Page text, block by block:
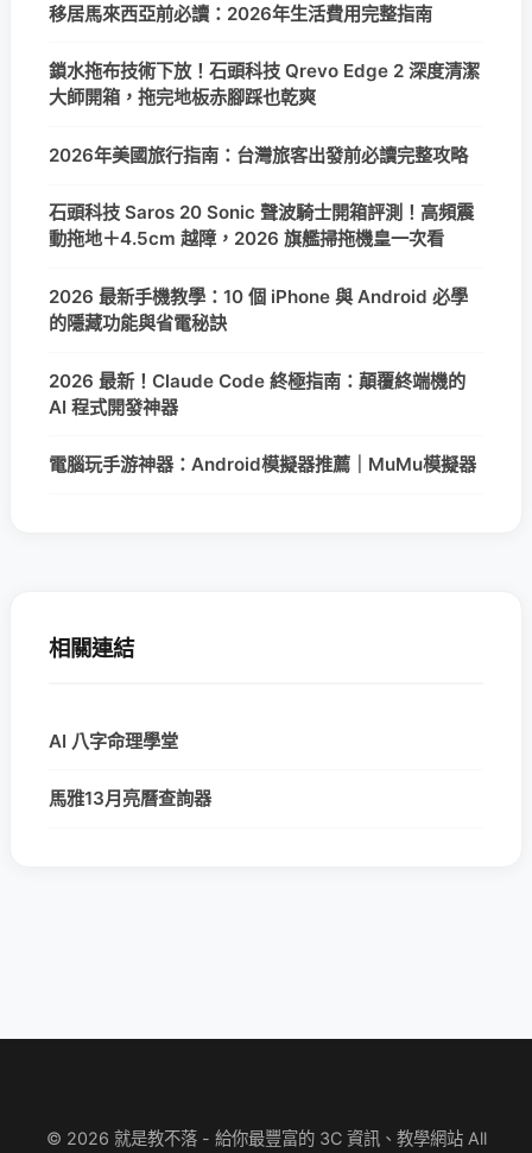
移居馬來西亞前必讀：2026年生活費用完整指南
鎖水拖布技術下放！石頭科技 Qrevo Edge 2 深度清潔
大師開箱，拖完地板赤腳踩也乾爽
2026年美國旅行指南：台灣旅客出發前必讀完整攻略
石頭科技 Saros 20 Sonic 聲波騎士開箱評測！高頻震
動拖地＋4.5cm 越障，2026 旗艦掃拖機皇一次看
2026 最新手機教學：10 個 iPhone 與 Android 必學
的隱藏功能與省電秘訣
2026 最新！Claude Code 終極指南：顛覆終端機的
AI 程式開發神器
電腦玩手游神器：Android模擬器推薦｜MuMu模擬器
相關連結
AI 八字命理學堂
馬雅13月亮曆查詢器
© 2026 就是教不落 - 給你最豐富的 3C 資訊、教學網站 All